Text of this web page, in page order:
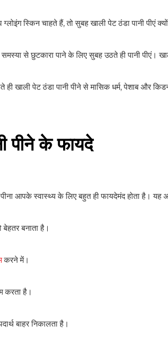
स्किन चाहते हैं, तो सुबह खाली पेट ठंडा पानी पीएं
से छुटकारा पाने के लिए सुबह उठते ही पानी पीएं।
ही खाली पेट ठंडा पानी पीने से मासिक धर्म, पेशाब और
पीने के फायदे
पीना आपके स्वास्थ्य के लिए बहुत ही फायदेमंद होता है।
बेहतर बनाता है।
करने में।
करता है।
बाहर निकालता है।